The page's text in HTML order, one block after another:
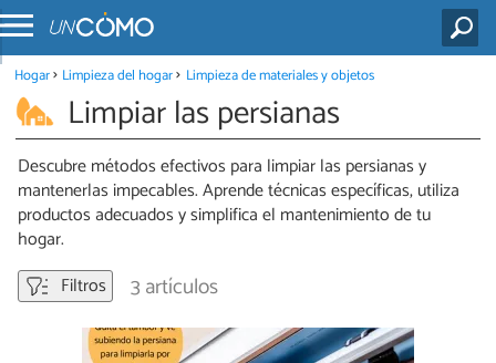
Hogar Limpieza del hogar Limpieza de materiales y objetos
Limpiar las persianas
Descubre métodos efectivos para limpiar las persianas y
mantenerlas impecables. Aprende técnicas específicas, utiliza
productos adecuados y simplifica el mantenimiento de tu
hogar.
Filtros
3 artículos